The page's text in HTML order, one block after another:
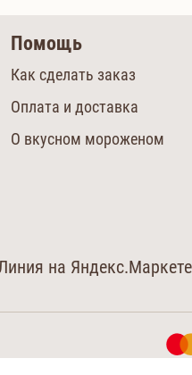
Помощь
Как сделать заказ
Оплата и доставка
О вкусном мороженом